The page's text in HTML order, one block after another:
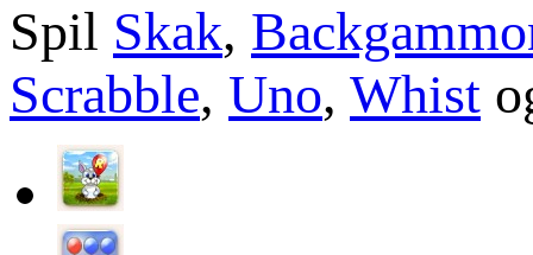
Spil Skak,
Scrabble, Uno, Whist